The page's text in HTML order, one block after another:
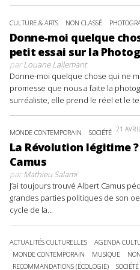
CULTURE & ARTS NON CLASSÉ
Donne-moi quelque
petit essai sur la
parLouane Lallemant
Donne-moi quelque chose qui ne
promesse que nous a faite la
surréaliste, elle prend le réel et le
MONDE CONTEMPORAIN SOCIÉTÉ 21
La Révolution légitime ?
Camus
parMathieu Salami
J’ai toujours trouvé Albert Camus
grandes parties politiques de son
cycle de la...
ACTUALITÉS CULTURELLES AGENDA
MONDE CONTEMPORAIN
MUSIQUE
RECOMMANDATIONS (ÉCOLOGIE)
SOCIÉTÉ